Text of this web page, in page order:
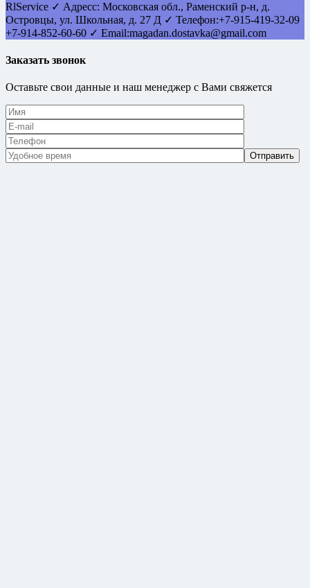
RlService ✓ Адресс: Московская обл., Раменский р-н, д.
Островцы, ул. Школьная, д. 27 Д ✓ Телефон:+7-915-419-32-09
+7-914-852-60-60 ✓ Email:magadan.dostavka@gmail.com
Заказать звонок
Оставьте свои данные и наш менеджер с Вами свяжется